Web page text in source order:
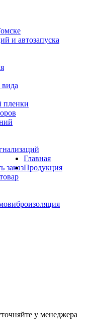
и автозапуска
вида
пленки
заказ
Главная
Продукция
у менеджера